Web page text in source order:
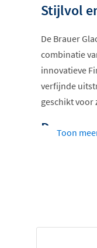
Stijlvol
De Brauer
combinatie
innovatieve
verfijnde
geschikt voor
Toon